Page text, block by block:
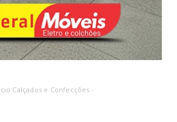
Calçados e Confecções -